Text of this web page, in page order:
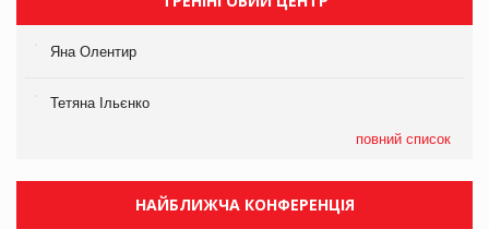
Яна Олентир
Тетяна Ільєнко
повний список
НАЙБЛИЖЧА КОНФЕРЕНЦІЯ